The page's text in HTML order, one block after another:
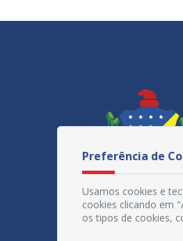
Preferência de
Usamos cookies e
cookies clicando em
os tipos de cookies,